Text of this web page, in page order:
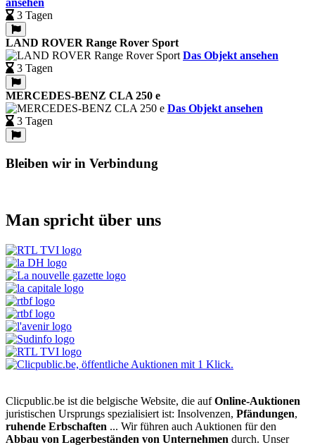
3 Tagen
LAND ROVER Range Rover Sport
Das Objekt ansehen
3 Tagen
MERCEDES-BENZ CLA 250 e
Das Objekt ansehen
3 Tagen
Bleiben wir in Verbindung
Man spricht über uns
Clicpublic.be ist die belgische Website, die aufOnline-Auktionen
juristischen Ursprungs spezialisiert ist: Insolvenzen, Pfändungen,
ruhende Erbschaften ... Wir führen auch Auktionen für den
Abbau von Lagerbeständen von Unternehmen durch. Unser